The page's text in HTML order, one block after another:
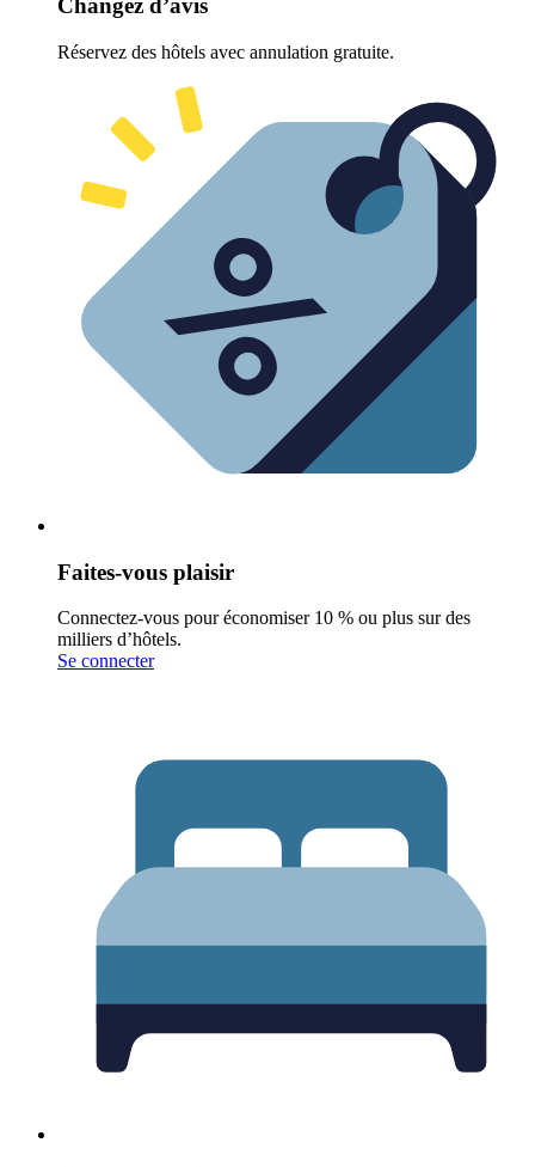
Changez d’avis
Réservez des hôtels avec annulation gratuite.
Faites-vous plaisir
Connectez-vous pour économiser 10 % ou plus sur des
milliers d’hôtels.
Se connecter